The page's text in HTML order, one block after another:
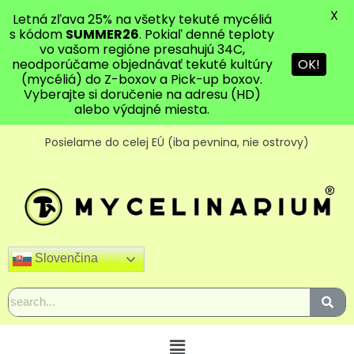
Posielame do celej EÚ (iba pevnina, nie ostrovy)
Slovenčina
Letná zľava 25% na všetky tekuté mycéliá
s kódom SUMMER26. Pokiaľ denné teploty
vo vašom regióne presahujú 34C,
neodporúčame objednávať tekuté kultúry
(mycéliá) do Z-boxov a Pick-up boxov.
Vyberajte si doručenie na adresu (HD)
alebo výdajné miesta.
OK!
X